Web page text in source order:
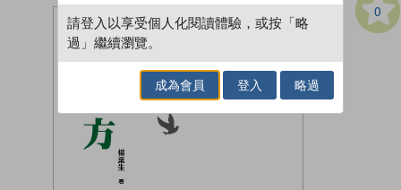
0
請登入以享受個人化閱讀體驗，或按「略
過」繼續瀏覽。
成為會員 登入 略過